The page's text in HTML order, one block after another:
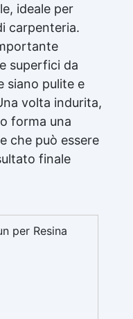
ideale per
carpenteria.
superfici da
siano pulite e
volta indurita,
forma una
che può essere
finale